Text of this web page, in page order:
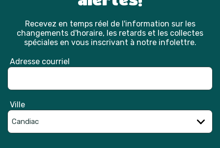
Recevez en temps réel de l'information sur les
changements d'horaire, les retards et les collectes
spéciales en vous inscrivant à notre infolettre.
Adresse courriel
Ville